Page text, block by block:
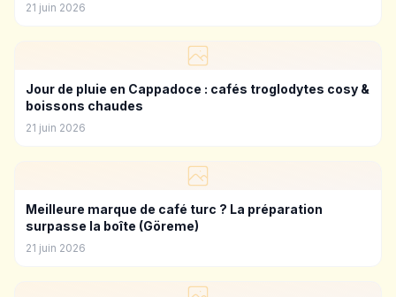
21 juin 2026
Jour de pluie en Cappadoce : cafés troglodytes cosy &
boissons chaudes
21 juin 2026
Meilleure marque de café turc ? La préparation
surpasse la boîte (Göreme)
21 juin 2026